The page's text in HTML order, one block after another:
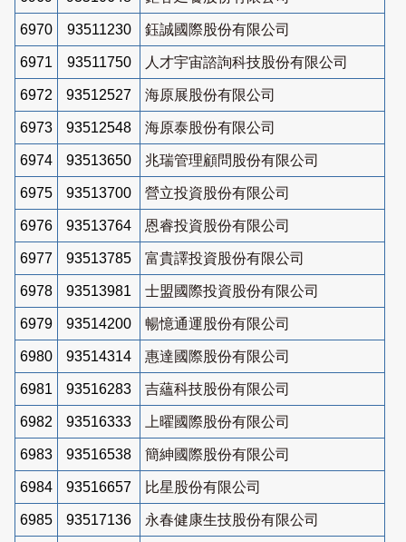
6970 93511230 鈺誠國際股份有限公司
6971 93511750 人才宇宙諮詢科技股份有限公司
6972 93512527 海原展股份有限公司
6973 93512548 海原泰股份有限公司
6974 93513650 兆瑞管理顧問股份有限公司
6975 93513700 營立投資股份有限公司
6976 93513764 恩睿投資股份有限公司
6977 93513785 富貴譯投資股份有限公司
6978 93513981 士盟國際投資股份有限公司
6979 93514200 暢憶通運股份有限公司
6980 93514314 惠達國際股份有限公司
6981 93516283 吉蘊科技股份有限公司
6982 93516333 上曜國際股份有限公司
6983 93516538 簡紳國際股份有限公司
6984 93516657 比星股份有限公司
6985 93517136 永春健康生技股份有限公司